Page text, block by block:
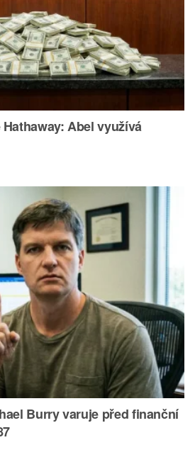
Abel využívá
Burry varuje před finanční